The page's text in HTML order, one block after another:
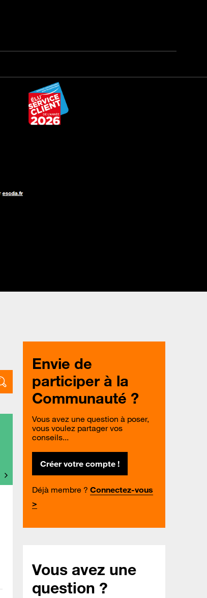
Envie de
participer à la
Communauté ?
Vous avez une question à poser,
vous voulez partager vos
conseils...
Créer votre compte !
Déjà membre ? Connectez-vous
>
Vous avez une
question ?